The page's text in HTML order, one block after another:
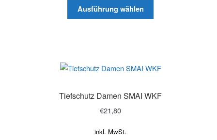
Ausführung wählen
Tiefschutz Damen SMAI WKF
€21,80
inkl. MwSt.